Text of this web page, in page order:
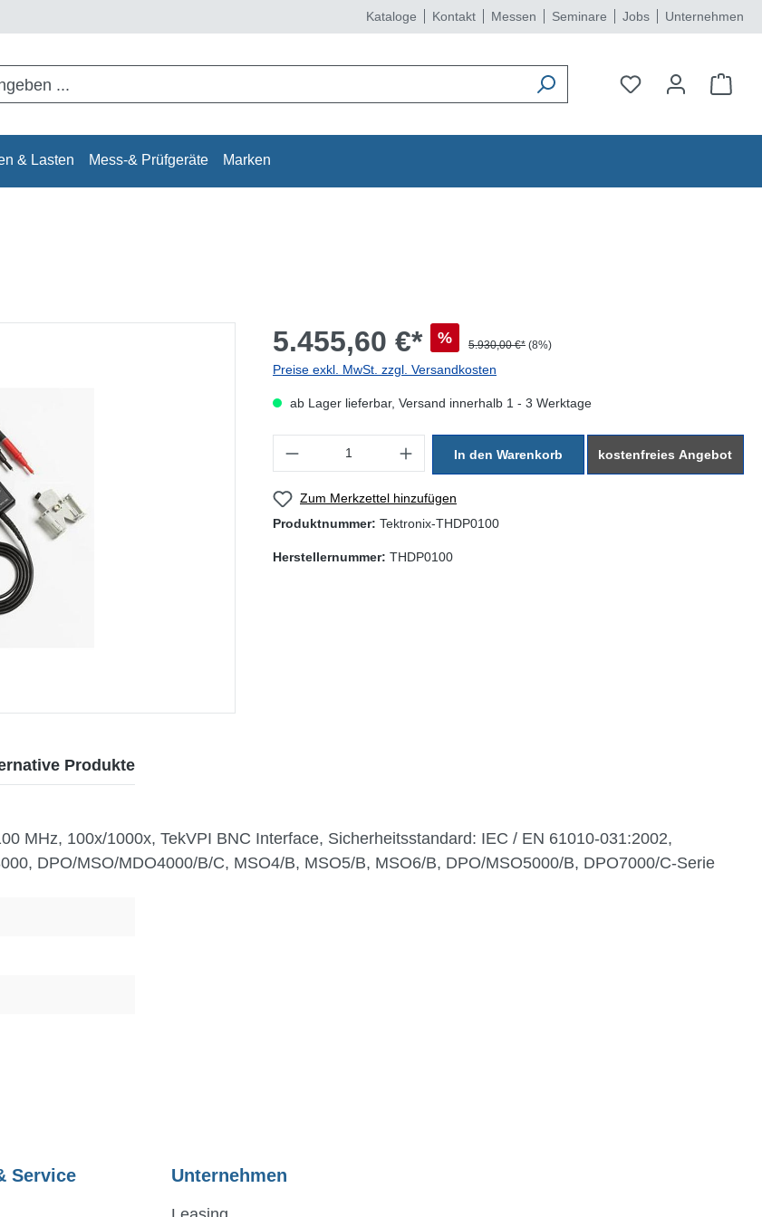
Kataloge Kontakt Messen Seminare Jobs Unternehmen
& Lasten Mess-& Prüfgeräte Marken
5.455,60 €* % 5.930,00 €* (8%)
Preise exkl. MwSt. zzgl. Versandkosten
ab Lager lieferbar, Versand innerhalb 1 - 3 Werktage
In den Warenkorb
kostenfreies Angebot
Zum Merkzettel hinzufügen
Produktnummer: Tektronix-THDP0100
Herstellernummer: THDP0100
Produkte
MHz, 100x/1000x, TekVPI BNC Interface, Sicherheitsstandard: IEC / EN 61010-031:2002,
DPO/MSO/MDO4000/B/C, MSO4/B, MSO5/B, MSO6/B, DPO/MSO5000/B, DPO7000/C-Serie
Service Unternehmen